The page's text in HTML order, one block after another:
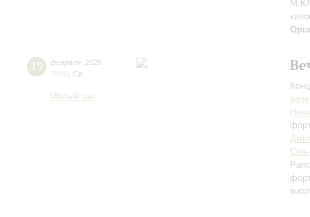
М.Ю.
19 февраля 2025
19:00 Ср
Малый зал